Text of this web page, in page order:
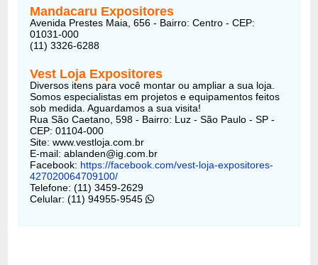
Mandacaru Expositores
Avenida Prestes Maia, 656 - Bairro: Centro - CEP:
01031-000
(11) 3326-6288
Vest Loja Expositores
Diversos itens para você montar ou ampliar a sua loja.
Somos especialistas em projetos e equipamentos feitos
sob medida. Aguardamos a sua visita!
Rua São Caetano, 598 - Bairro: Luz - São Paulo - SP -
CEP: 01104-000
Site: www.vestloja.com.br
E-mail: ablanden@ig.com.br
Facebook: https://facebook.com/vest-loja-expositores-
427020064709100/
Telefone: (11) 3459-2629
Celular: (11) 94955-9545